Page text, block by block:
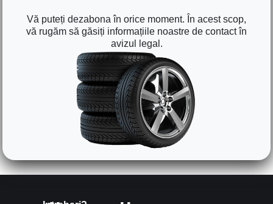
Vă puteți dezabona în orice moment. În acest scop,
vă rugăm să găsiți informațiile noastre de contact în
avizul legal.